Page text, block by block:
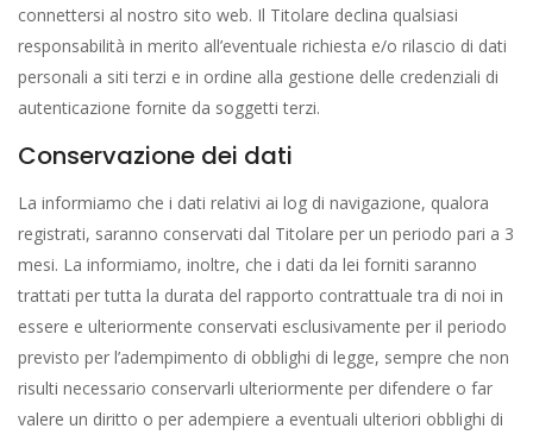
connettersi al nostro sito web. Il Titolare declina qualsiasi
responsabilità in merito all’eventuale richiesta e/o rilascio di dati
personali a siti terzi e in ordine alla gestione delle credenziali di
autenticazione fornite da soggetti terzi.
Conservazione dei dati
La informiamo che i dati relativi ai log di navigazione, qualora
registrati, saranno conservati dal Titolare per un periodo pari a 3
mesi. La informiamo, inoltre, che i dati da lei forniti saranno
trattati per tutta la durata del rapporto contrattuale tra di noi in
essere e ulteriormente conservati esclusivamente per il periodo
previsto per l’adempimento di obblighi di legge, sempre che non
risulti necessario conservarli ulteriormente per difendere o far
valere un diritto o per adempiere a eventuali ulteriori obblighi di